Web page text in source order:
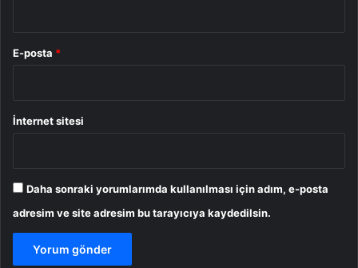
E-posta *
İnternet sitesi
Daha sonraki yorumlarımda kullanılması için adım, e-posta
adresim ve site adresim bu tarayıcıya kaydedilsin.